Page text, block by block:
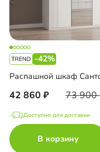
-42%
42 860 73 900
Доступно для доставки
В корзину